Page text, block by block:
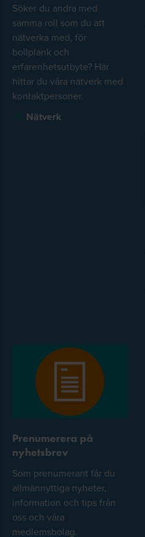
Söker du andra med
samma roll som du att
nätverka med, för
bollplank och
erfarenhetsutbyte? Här
hittar du våra nätverk med
kontaktpersoner.
Nätverk
Prenumerera på
nyhetsbrev
Som prenumerant får du
allmännyttiga nyheter,
information och tips från
oss och våra
medlemsbolag.